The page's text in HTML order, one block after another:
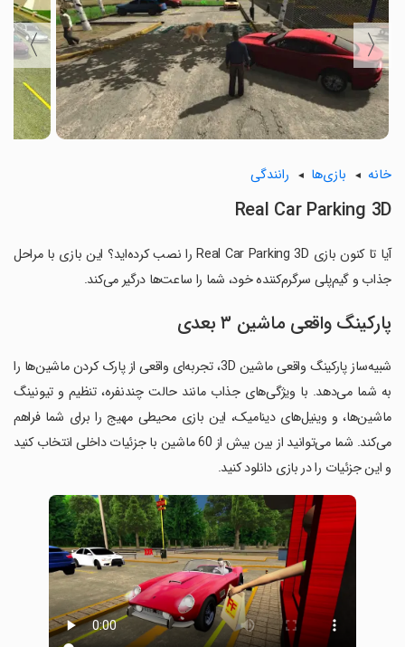
〈
〉
خانه بازی‌ها رانندگی
Real Car Parking 3D
آیا تا کنون بازی Real Car Parking 3D را نصب کرده‌اید؟ این بازی با مراحل
جذاب و گیم‌پلی سرگرم‌کننده خود، شما را ساعت‌ها درگیر می‌کند.
پارکینگ واقعی ماشین ۳ بعدی
شبیه‌ساز پارکینگ واقعی ماشین 3D، تجربه‌ای واقعی از پارک کردن ماشین‌ها را
به شما می‌دهد. با ویژگی‌های جذاب مانند حالت چندنفره، تنظیم و تیونینگ
ماشین‌ها، و وینیل‌های دینامیک، این بازی محیطی مهیج را برای شما فراهم
می‌کند. شما می‌توانید از بین بیش از 60 ماشین با جزئیات داخلی انتخاب کنید
و این جزئیات را در بازی دانلود کنید.